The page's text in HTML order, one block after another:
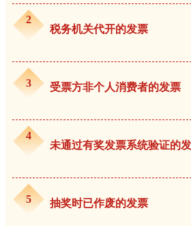
2
税务机关代开的发票
3 受票方非个人消费者的发票
4
未通过有奖发票系统验证的
5 抽奖时已作废的发票